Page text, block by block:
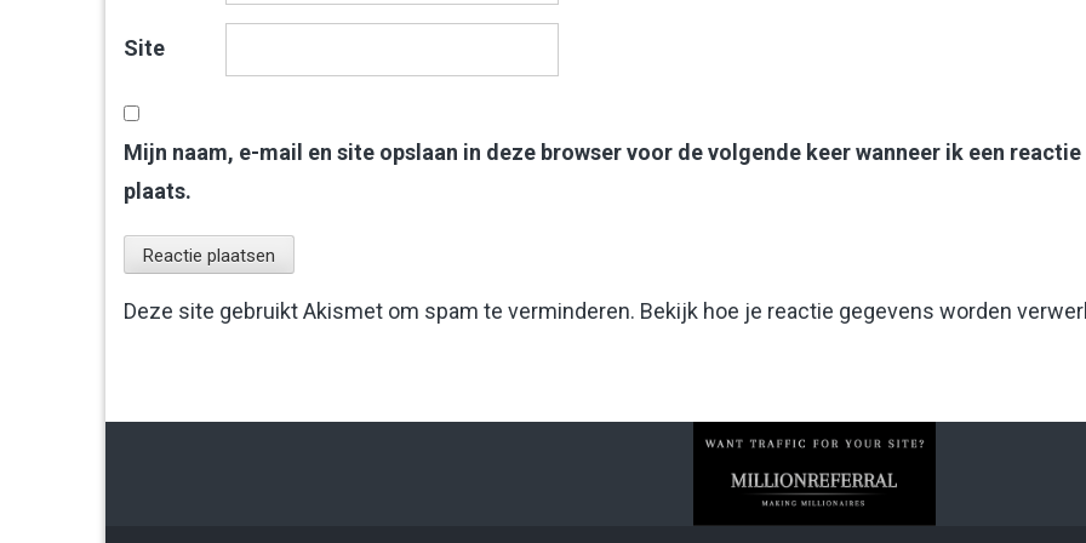
Site
Mijn naam, e-mail en site opslaan in deze browser voor de volgende keer wanneer ik een reactie
plaats.
Deze site gebruikt Akismet om spam te verminderen. Bekijk hoe je reactie gegevens worden